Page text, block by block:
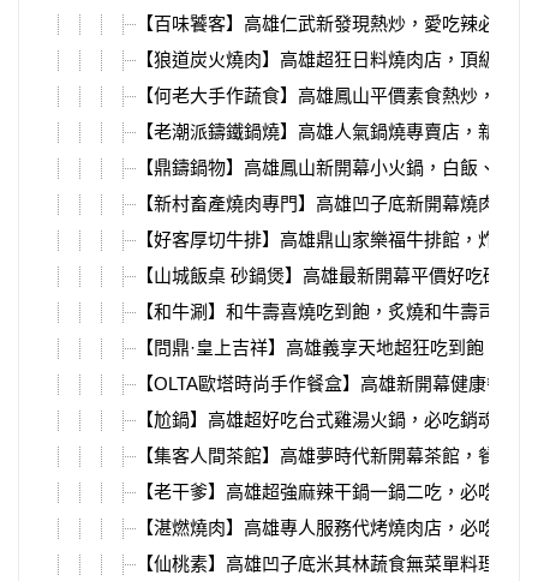
【百味饕客】高雄仁武新發現熱炒，愛吃辣必點
【狼道炭火燒肉】高雄超狂日料燒肉店，頂級食
【何老大手作蔬食】高雄鳳山平價素食熱炒，經
【老潮派鑄鐵鍋燒】高雄人氣鍋燒專賣店，新推
【鼎鑄鍋物】高雄鳳山新開幕小火鍋，白飯、麵
【新村畜產燒肉專門】高雄凹子底新開幕燒肉店
【好客厚切牛排】高雄鼎山家樂福牛排館，炸雞
【山城飯桌 砂鍋煲】高雄最新開幕平價好吃砂鍋
【和牛涮】和牛壽喜燒吃到飽，炙燒和牛壽司、
【問鼎·皇上吉祥】高雄義享天地超狂吃到飽，16
【OLTA歐塔時尚手作餐盒】高雄新開幕健康餐盒
【尬鍋】高雄超好吃台式雞湯火鍋，必吃銷魂雞
【集客人間茶館】高雄夢時代新開幕茶館，餐點
【老干爹】高雄超強麻辣干鍋一鍋二吃，必吃新
【湛燃燒肉】高雄專人服務代烤燒肉店，必吃鹿
【仙桃素】高雄凹子底米其林蔬食無菜單料理，